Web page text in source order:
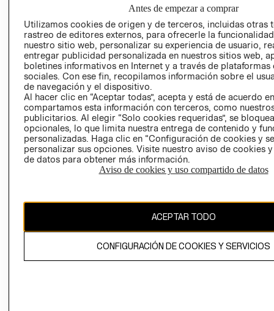
AVISO DE
LIBRO DE
Ecuador ($)
CAMBIAR REGIÓN
propiedad de H&M Hennes & Mauritz AB.
Antes de empezar a comprar
Utilizamos cookies de origen y de terceros, incluidas otras
rastreo de editores externos, para ofrecerle la
nuestro sitio web, personalizar su experiencia de usuario,
entregar publicidad personalizada en nuestros sitios web,
boletines informativos en Internet y a través de plataformas
sociales. Con ese fin, recopilamos información sobre el
de navegación y el dispositivo.
Al hacer clic en “Aceptar todas”, acepta y está de acuerdo
compartamos esta información con terceros, como
publicitarios. Al elegir “Solo cookies requeridas”, se
opcionales, lo que limita nuestra entrega de contenido y
personalizadas. Haga clic en “Configuración de cookies y
personalizar sus opciones. Visite nuestro aviso de cookies
de datos para obtener más información.
Aviso de cookies y uso compartido de datos
ACEPTAR TODO
CONFIGURACIÓN DE COOKIES Y SERVICIOS